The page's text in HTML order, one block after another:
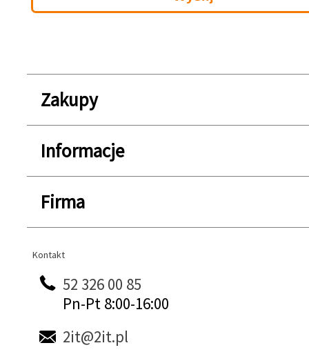
Zakupy
Informacje
Firma
Kontakt
Kontakt
52 326 00 85
Pn-Pt 8:00-16:00
2it@2it.pl